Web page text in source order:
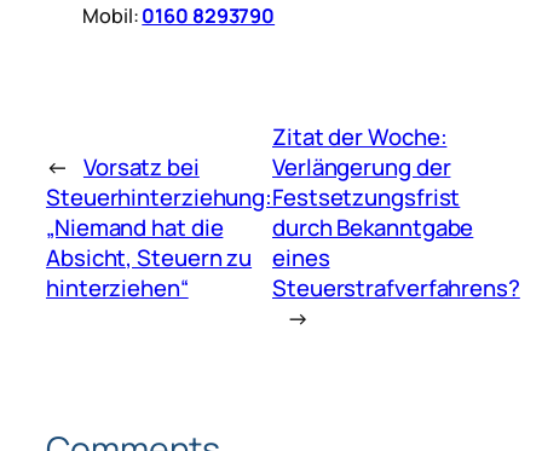
Mobil:0160 8293790
← Vorsatz bei
Steuerhinterziehung:
„Niemand hat die
Absicht, Steuern zu
hinterziehen“
Zitat der Woche:
Verlängerung der
Festsetzungsfrist
durch Bekanntgabe
eines
Steuerstrafverfahrens?
→